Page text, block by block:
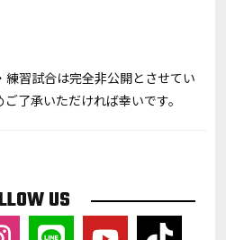
習試合は完全非公開とさせてい
了承いただければ幸いです。
US